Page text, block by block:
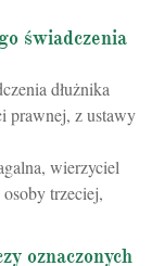
świadczenia
dłużnika
prawnej, z ustawy
wierzyciel
trzeciej,
oznaczonych